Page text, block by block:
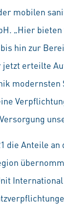
mobilen
„Hier
hin zur
erteilte
die Anteile